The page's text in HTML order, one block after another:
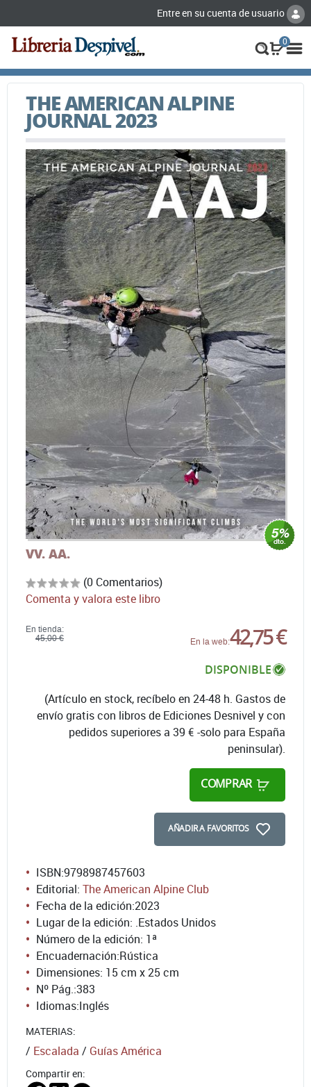
Entre en su cuenta de usuario
0
THE AMERICAN ALPINE
JOURNAL 2023
VV. AA.
(0 Comentarios)
Comenta y valora este libro
En tienda:
45,00 €
En la web:42,75 €
DISPONIBLE
(Artículo en stock, recíbelo en 24-48 h. Gastos de
envío gratis con libros de Ediciones Desnivel y con
pedidos superiores a 39 € -solo para España
peninsular).
COMPRAR
AÑADIR A FAVORITOS
ISBN:9798987457603
Editorial: The American Alpine Club
Fecha de la edición:2023
Lugar de la edición: .Estados Unidos
Número de la edición: 1ª
Encuadernación:Rústica
Dimensiones: 15 cm x 25 cm
Nº Pág.:383
Idiomas:Inglés
MATERIAS:
/ Escalada / Guías América
Compartir en: